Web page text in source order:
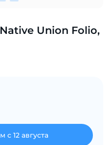
Union Folio,
с 12 августа